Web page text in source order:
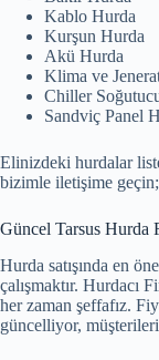
Kablo Hurda
Kurşun Hurda
Akü Hurda
Klima ve
Chiller
Sandviç Panel
Elinizdeki hurdalar
bizimle iletişime
Güncel Tarsus Hurda
Hurda satışında en
çalışmaktır. Hurdacı
her zaman şeffafız.
güncelliyor,